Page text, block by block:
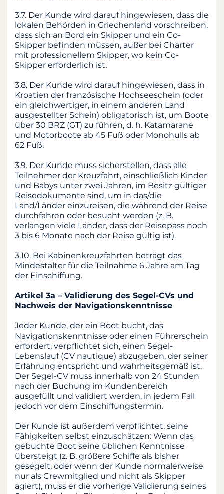
3.7. Der Kunde wird darauf hingewiesen, dass die
lokalen Behörden in Griechenland vorschreiben,
dass sich an Bord ein Skipper und ein Co-
Skipper befinden müssen, außer bei Charter
mit professionellem Skipper, wo kein Co-
Skipper erforderlich ist.
3.8. Der Kunde wird darauf hingewiesen, dass in
Kroatien der französische Hochseeschein (oder
ein gleichwertiger, in einem anderen Land
ausgestellter Schein) obligatorisch ist, um Boote
über 30 BRZ (GT) zu führen, d. h. Katamarane
und Motorboote ab 45 Fuß oder Monohulls ab
62 Fuß.
3.9. Der Kunde muss sicherstellen, dass alle
Teilnehmer der Kreuzfahrt, einschließlich Kinder
und Babys unter zwei Jahren, im Besitz gültiger
Reisedokumente sind, um in das/die
Land/Länder einzureisen, die während der Reise
durchfahren oder besucht werden (z. B.
verlangen viele Länder, dass der Reisepass noch
3 bis 6 Monate nach der Reise gültig ist).
3.10. Bei Kabinenkreuzfahrten beträgt das
Mindestalter für die Teilnahme 6 Jahre am Tag
der Einschiffung.
Artikel 3a – Validierung des Segel-CVs und
Nachweis der Navigationskenntnisse
Jeder Kunde, der ein Boot bucht, das
Navigationskenntnisse oder einen Führerschein
erfordert, verpflichtet sich, einen Segel-
Lebenslauf (CV nautique) abzugeben, der seiner
Erfahrung entspricht und wahrheitsgemäß ist.
Der Segel-CV muss innerhalb von 24 Stunden
nach der Buchung im Kundenbereich
ausgefüllt und validiert werden, in jedem Fall
jedoch vor dem Einschiffungstermin.
Der Kunde ist außerdem verpflichtet, seine
Fähigkeiten selbst einzuschätzen: Wenn das
gebuchte Boot seine üblichen Kenntnisse
übersteigt (z. B. größere Schiffe als bisher
gesegelt, oder wenn der Kunde normalerweise
nur als Crewmitglied und nicht als Skipper
agiert), muss er die vorherige Validierung seines